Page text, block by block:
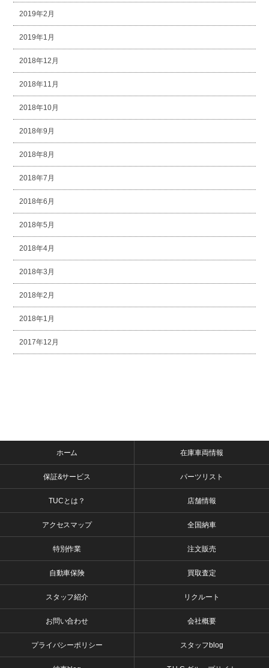
2019年2月
2019年1月
2018年12月
2018年11月
2018年10月
2018年9月
2018年8月
2018年7月
2018年6月
2018年5月
2018年4月
2018年3月
2018年2月
2018年1月
2017年12月
ホーム 在庫車両情報
保証&サービス パーツリスト
TUCとは？ 店舗情報
アクセスマップ 全国納車
特別作業 注文販売
自動車保険 買取査定
スタッフ紹介 リクルート
お問い合わせ 会社概要
プライバシーポリシー スタッフblog